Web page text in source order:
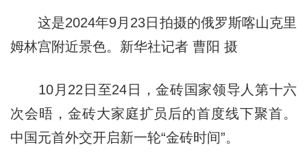
这是2024年9月23日拍摄的俄罗斯喀山克里
姆林宫附近景色。新华社记者 曹阳 摄
10月22日至24日，金砖国家领导人第十六
次会晤，金砖大家庭扩员后的首度线下聚首。
中国元首外交开启新一轮“金砖时间”。